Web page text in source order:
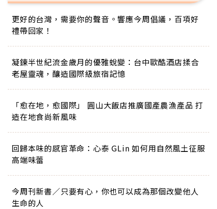
更好的台灣，需要你的聲音。響應今周倡議，百項好
禮帶回家！
凝鍊半世紀流金歲月的優雅蛻變：台中歐酷酒店揉合
老屋靈魂，釀造國際級旅宿記憶
「愈在地，愈國際」 圓山大飯店推廣國產農漁產品 打
造在地食尚新風味
回歸本味的感官革命：心泰 GLin 如何用自然風土征服
高端味蕾
今周刊新書／只要有心，你也可以成為那個改變他人
生命的人